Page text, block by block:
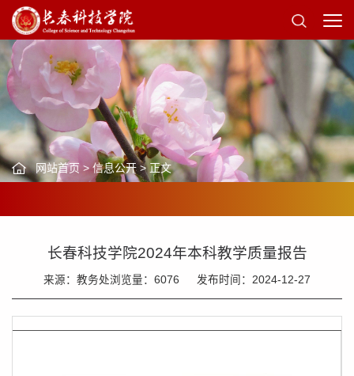
网站首页 >信息公开> 正文
长春科技学院2024年本科教学质量报告
来源：教务处浏览量：6076 发布时间：2024-12-27